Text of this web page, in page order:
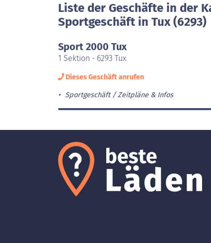
Liste der Geschäfte in der
Sportgeschäft in Tux (6293)
Sport 2000 Tux
1 Sektion - 6293 Tux
Dieses Geschäft anrufen
Sportgeschäft Zeitpläne & Infos